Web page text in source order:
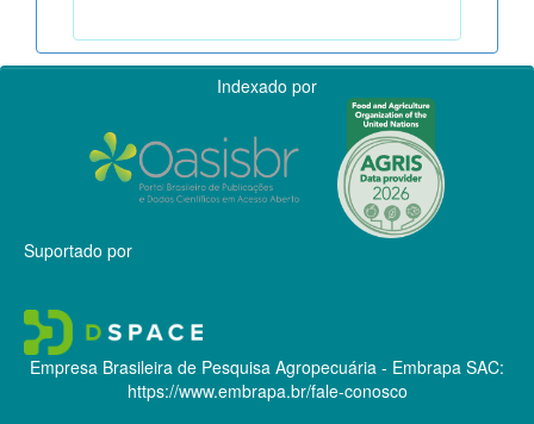
Indexado por
Suportado por
Empresa Brasileira de Pesquisa Agropecuária - Embrapa SAC:
https://www.embrapa.br/fale-conosco